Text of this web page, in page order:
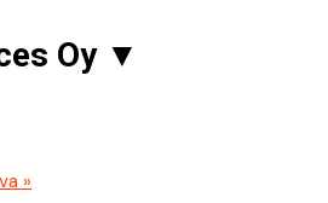
Oy ▼
»